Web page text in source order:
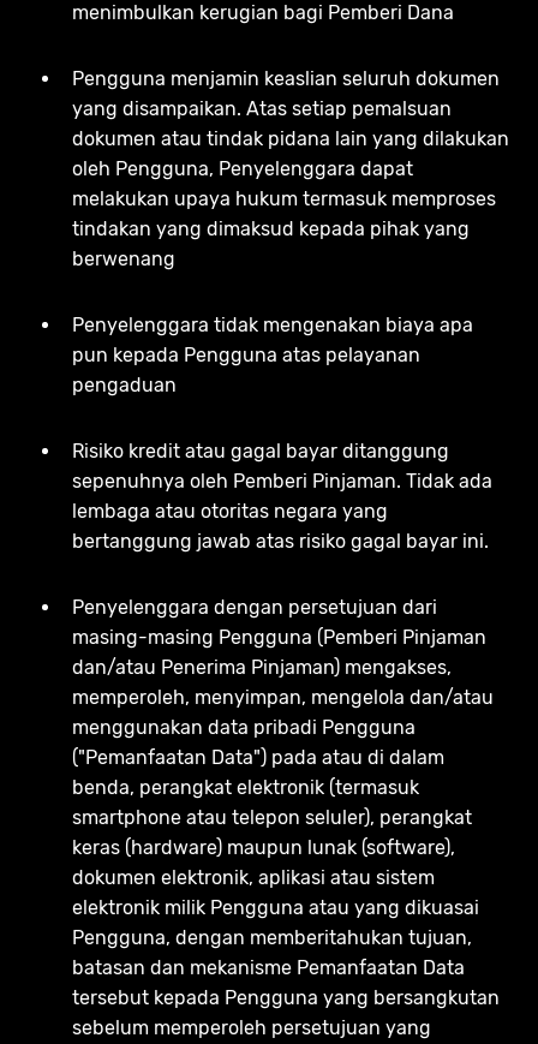
menimbulkan kerugian bagi Pemberi Dana
Pengguna menjamin keaslian seluruh dokumen
yang disampaikan. Atas setiap pemalsuan
dokumen atau tindak pidana lain yang dilakukan
oleh Pengguna, Penyelenggara dapat
melakukan upaya hukum termasuk memproses
tindakan yang dimaksud kepada pihak yang
berwenang
Penyelenggara tidak mengenakan biaya apa
pun kepada Pengguna atas pelayanan
pengaduan
Risiko kredit atau gagal bayar ditanggung
sepenuhnya oleh Pemberi Pinjaman. Tidak ada
lembaga atau otoritas negara yang
bertanggung jawab atas risiko gagal bayar ini.
Penyelenggara dengan persetujuan dari
masing-masing Pengguna (Pemberi Pinjaman
dan/atau Penerima Pinjaman) mengakses,
memperoleh, menyimpan, mengelola dan/atau
menggunakan data pribadi Pengguna
("Pemanfaatan Data") pada atau di dalam
benda, perangkat elektronik (termasuk
smartphone atau telepon seluler), perangkat
keras (hardware) maupun lunak (software),
dokumen elektronik, aplikasi atau sistem
elektronik milik Pengguna atau yang dikuasai
Pengguna, dengan memberitahukan tujuan,
batasan dan mekanisme Pemanfaatan Data
tersebut kepada Pengguna yang bersangkutan
sebelum memperoleh persetujuan yang